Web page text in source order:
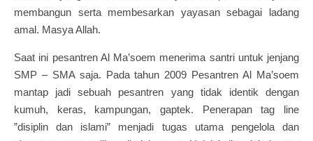
membangun serta membesarkan yayasan sebagai ladang
amal. Masya Allah.
Saat ini pesantren Al Ma’soem menerima santri untuk jenjang
SMP – SMA saja. Pada tahun 2009 Pesantren Al Ma’soem
mantap jadi sebuah pesantren yang tidak identik dengan
kumuh, keras, kampungan, gaptek. Penerapan tag line
”disiplin dan islami” menjadi tugas utama pengelola dan